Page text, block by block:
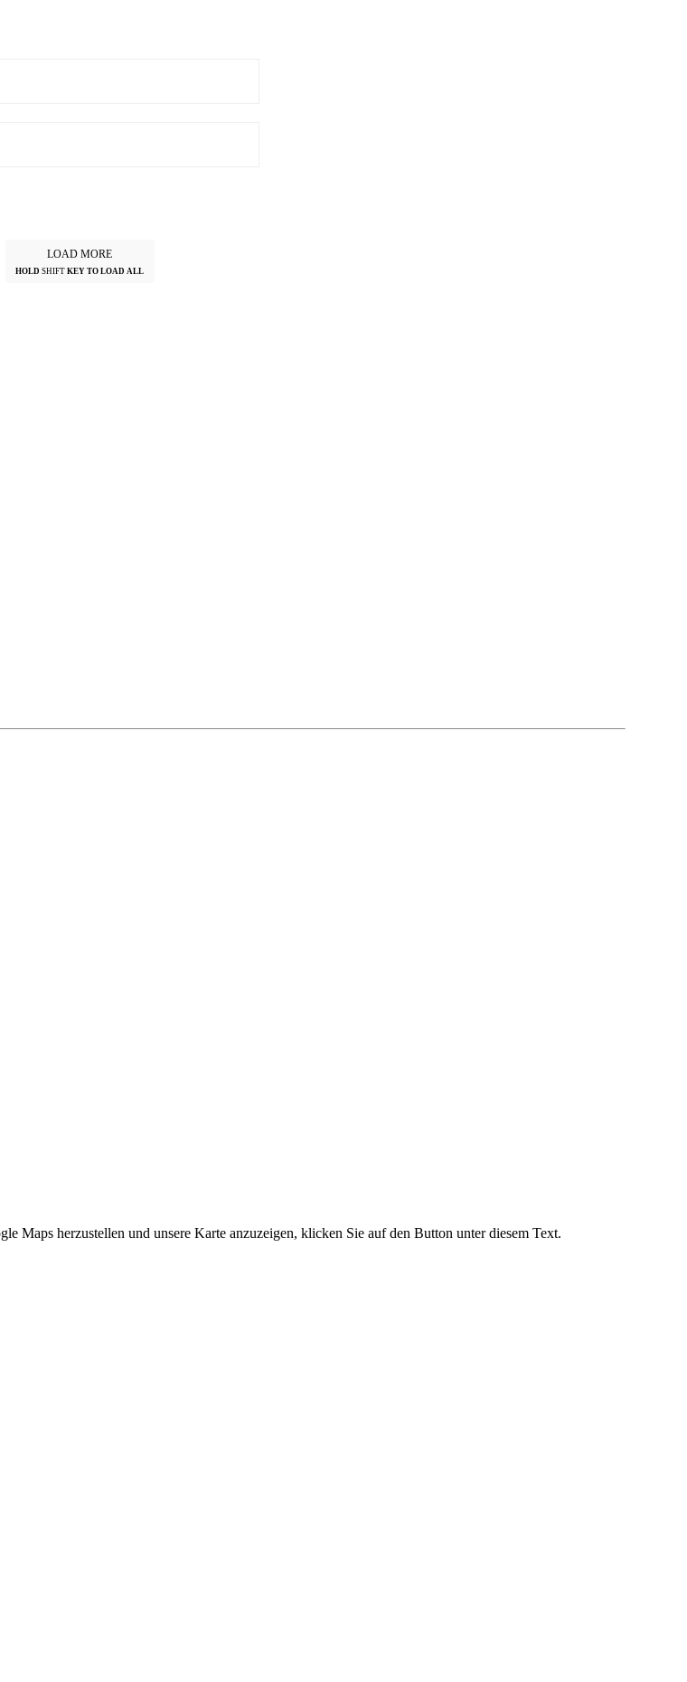
LOAD MORE
HOLD SHIFT KEY TO LOAD ALL
Maps herzustellen und unsere Karte anzuzeigen, klicken Sie auf den Button unter diesem Text.